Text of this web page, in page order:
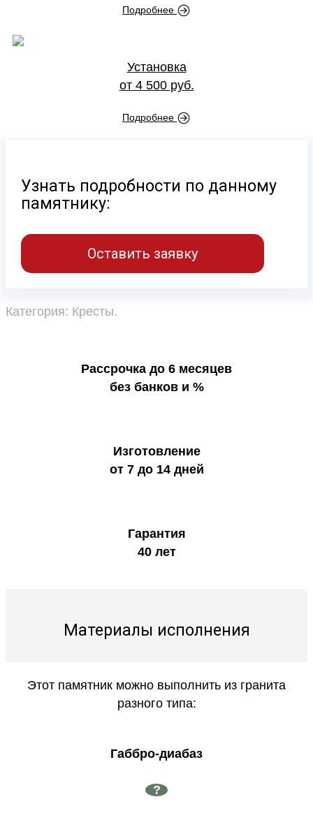
Подробнее
Установка
от 4 500 руб.
Подробнее
Узнать подробности по данному
памятнику:
Оставить заявку
Категория: Кресты.
Рассрочка до 6 месяцев
без банков и %
Изготовление
от 7 до 14 дней
Гарантия
40 лет
Материалы исполнения
Этот памятник можно выполнить из гранита
разного типа:
Габбро-диабаз
?